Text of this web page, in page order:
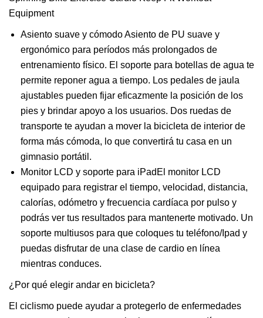
Asiento suave y cómodo Asiento de PU suave y
ergonómico para períodos más prolongados de
entrenamiento físico. El soporte para botellas de agua te
permite reponer agua a tiempo. Los pedales de jaula
ajustables pueden fijar eficazmente la posición de los
pies y brindar apoyo a los usuarios. Dos ruedas de
transporte te ayudan a mover la bicicleta de interior de
forma más cómoda, lo que convertirá tu casa en un
gimnasio portátil.
Monitor LCD y soporte para iPadEl monitor LCD
equipado para registrar el tiempo, velocidad, distancia,
calorías, odómetro y frecuencia cardíaca por pulso y
podrás ver tus resultados para mantenerte motivado. Un
soporte multiusos para que coloques tu teléfono/Ipad y
puedas disfrutar de una clase de cardio en línea
mientras conduces.
¿Por qué elegir andar en bicicleta?
El ciclismo puede ayudar a protegerlo de enfermedades